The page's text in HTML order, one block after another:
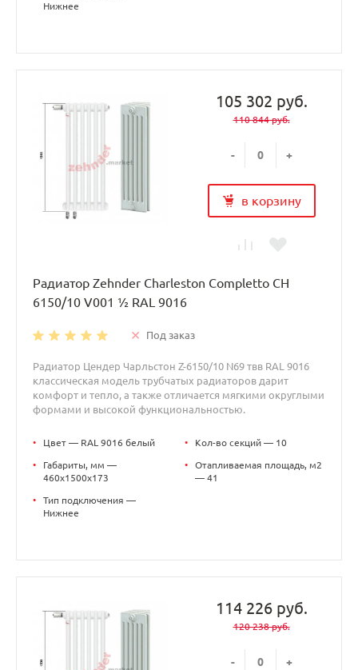
Нижнее
105 302 руб.
110 844 руб.
- +
в корзину
Радиатор Zehnder Charleston Completto CH
6150/10 V001 ½ RAL 9016
Под заказ
Радиатор Цендер Чарльстон Z-6150/10 N69 твв RAL 9016
классическая модель трубчатых радиаторов дарит
комфорт и тепло, а также отличается мягкими округлыми
формами и высокой функциональностью.
• Цвет — RAL 9016 белый
•
Габариты, мм —
460x1500x173
•
Тип подключения —
Нижнее
• Кол-во секций — 10
•
Отапливаемая площадь, м2
— 41
114 226 руб.
120 238 руб.
- +